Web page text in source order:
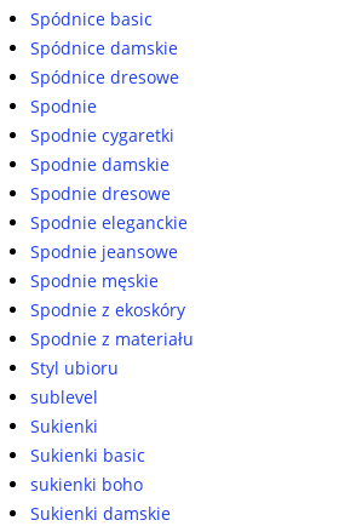
Spódnice basic
Spódnice damskie
Spódnice dresowe
Spodnie
Spodnie cygaretki
Spodnie damskie
Spodnie dresowe
Spodnie eleganckie
Spodnie jeansowe
Spodnie męskie
Spodnie z ekoskóry
Spodnie z materiału
Styl ubioru
sublevel
Sukienki
Sukienki basic
sukienki boho
Sukienki damskie